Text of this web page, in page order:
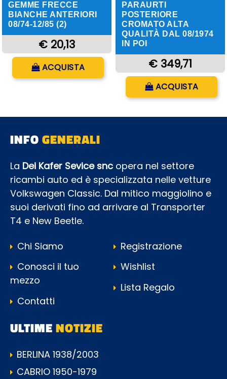
GEMME FRECCE
BIANCHE ANTERIORI
08/74-12/85 (2)
€ 20,13
Quantità
ACQUISTA
PARAURTI
POSTERIORE
CROMATO ALTA
QUALITÀ DAL 08/1974
IN POI
€ 349,71
Quantità
ACQUISTA
INFOGENERALI
La Dei Kafer Sevice snc opera nel settore
ricambi auto ed è specializzata nelle vetture
Volkswagen Classic. Dal mitico maggiolino e
suoi derivati fino ad arrivare al Transporter
T4 e New Beetle.
Chi Siamo
Conosci il tuo
mezzo
Contatti
Registrazione
Wishlist
Lista Regalo
ULTIMENOTIZIE
BERLINA 1938/2003
CABRIO 1950-1979